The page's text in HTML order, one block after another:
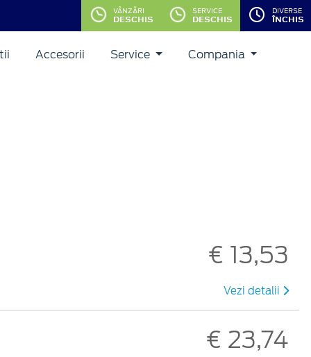
VÂNZĂRI
DESCHIS
SERVICE
DESCHIS
DIVERSE
ÎNCHIS
Accesorii Service Compania
€ 13,53
Vezi detalii
€ 23,74